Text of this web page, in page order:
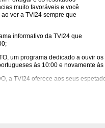
muito favoráveis e você
ver a TVI24 sempre que
informativo da TVI24 que
um programa dedicado a ouvir
às 10:00 e novamente às
a TVI24 oferece aos seus
aos seus trabalhos.